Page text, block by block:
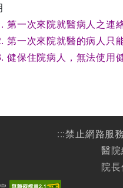
第一次來院就醫病人之連
第一次來院就醫的病人只
健保住院病人，無法使用
:::禁止網路服
醫院
院長